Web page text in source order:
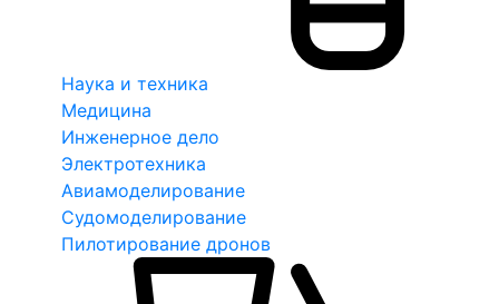
Наука и техника
Медицина
Инженерное дело
Электротехника
Авиамоделирование
Судомоделирование
Пилотирование дронов